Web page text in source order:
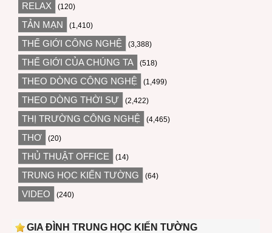
RELAX (120)
TẢN MẠN (1,410)
THẾ GIỚI CÔNG NGHỆ (3,388)
THẾ GIỚI CỦA CHÚNG TA (518)
THEO DÒNG CÔNG NGHỆ (1,499)
THEO DÒNG THỜI SỰ (2,422)
THỊ TRƯỜNG CÔNG NGHỆ (4,465)
THƠ (20)
THỦ THUẬT OFFICE (14)
TRUNG HỌC KIẾN TƯỜNG (64)
VIDEO (240)
GIA ĐÌNH TRUNG HỌC KIẾN TƯỜNG